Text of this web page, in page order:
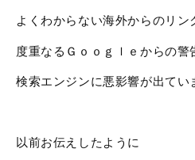
よくわからない海外からのリン
度重なるＧｏｏｇｌｅからの警
検索エンジンに悪影響が出てい
以前お伝えしたように